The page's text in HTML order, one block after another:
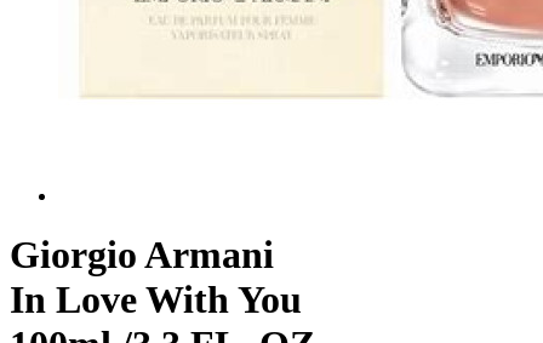
Giorgio Armani
In Love With You